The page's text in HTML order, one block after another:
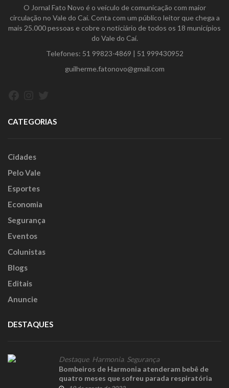
O Jornal Fato Novo é o veículo de comunicação com maior
circulação no Vale do Caí. Conta com um público leitor que chega a
mais 25.000 pessoas e cobre o noticiário de todos os 18 municípios
do Vale do Caí.
Telefones: 51 99823-4869 | 51 999430952
guilherme.fatonovo@gmail.com
CATEGORIAS
Cidades
Pelo Vale
Esportes
Economia
Segurança
Eventos
Colunistas
Blogs
Editais
Anuncie
DESTAQUES
Destaque, Harmonia, Segurança
Bombeiros de Harmonia atenderam bebê de
quatro meses que sofreu parada respiratória